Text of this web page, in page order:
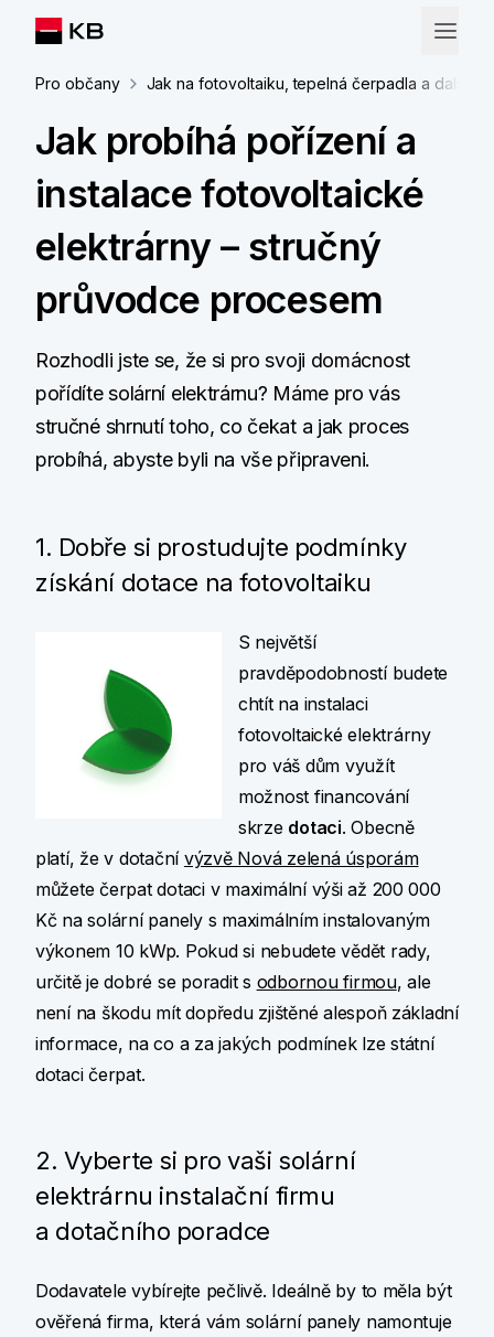
Pro občany Jak na fotovoltaiku, tepelná čerpadla a další
Jak probíhá pořízení a
instalace fotovoltaické
elektrárny – stručný
průvodce procesem
Rozhodli jste se, že si pro svoji domácnost
pořídíte solární elektrárnu? Máme pro vás
stručné shrnutí toho, co čekat a jak proces
probíhá, abyste byli na vše připraveni.
1. Dobře si prostudujte podmínky
získání dotace na fotovoltaiku
S největší
pravděpodobností budete
chtít na instalaci
fotovoltaické elektrárny
pro váš dům využít
možnost financování
skrze dotaci. Obecně
platí, že v dotační výzvě Nová zelená úsporám
můžete čerpat dotaci v maximální výši až 200 000
Kč na solární panely s maximálním instalovaným
výkonem 10 kWp. Pokud si nebudete vědět rady,
určitě je dobré se poradit s odbornou firmou, ale
není na škodu mít dopředu zjištěné alespoň základní
informace, na co a za jakých podmínek lze státní
dotaci čerpat.
2. Vyberte si pro vaši solární
elektrárnu instalační firmu
a dotačního poradce
Dodavatele vybírejte pečlivě. Ideálně by to měla být
ověřená firma, která vám solární panely namontuje